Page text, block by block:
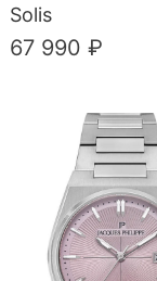
Solis
67 990 ₽